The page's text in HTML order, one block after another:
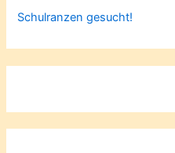
Schulranzen gesucht!